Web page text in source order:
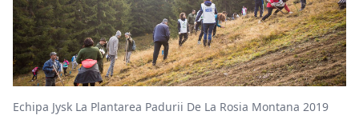
Echipa Jysk La Plantarea Padurii De La Rosia Montana 2019